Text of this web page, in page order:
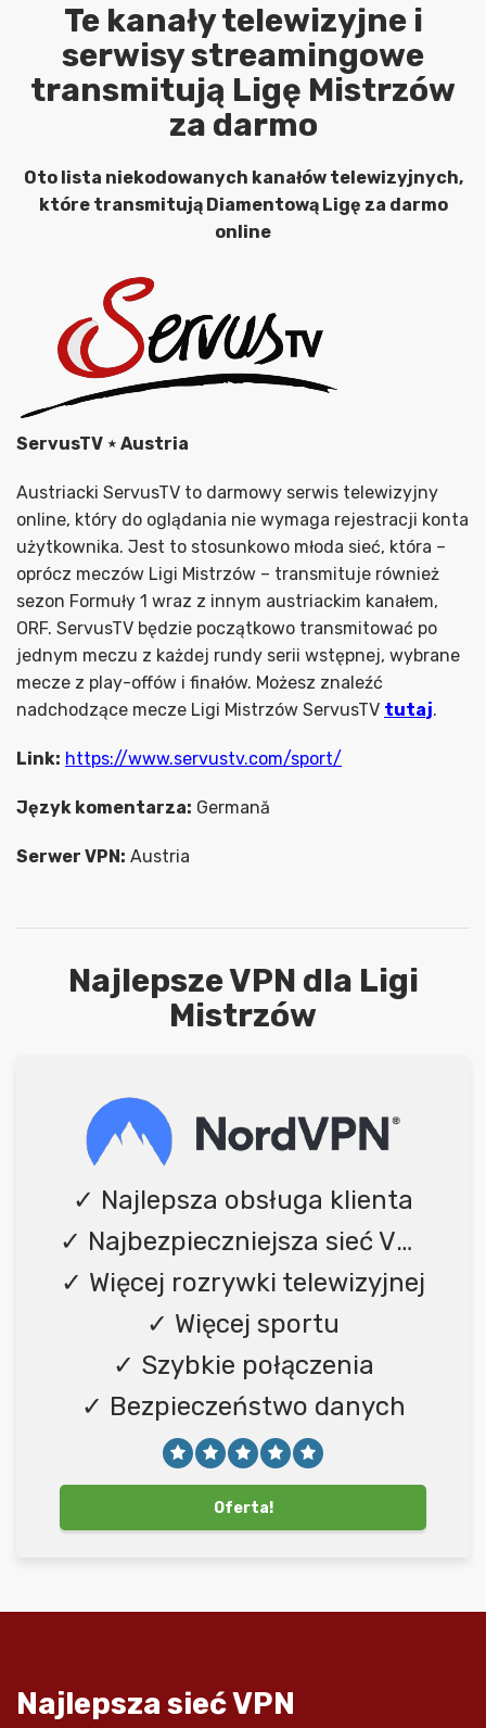
Te kanały telewizyjne i
serwisy streamingowe
transmitują Ligę Mistrzów
za darmo
Oto lista niekodowanych kanałów telewizyjnych,
które transmitują Diamentową Ligę za darmo
online
ServusTV ⋆ Austria
Austriacki ServusTV to darmowy serwis telewizyjny
online, który do oglądania nie wymaga rejestracji konta
użytkownika. Jest to stosunkowo młoda sieć, która –
oprócz meczów Ligi Mistrzów – transmituje również
sezon Formuły 1 wraz z innym austriackim kanałem,
ORF. ServusTV będzie początkowo transmitować po
jednym meczu z każdej rundy serii wstępnej, wybrane
mecze z play-offów i finałów. Możesz znaleźć
nadchodzące mecze Ligi Mistrzów ServusTV tutaj.
Link: https://www.servustv.com/sport/
Język komentarza: Germană
Serwer VPN: Austria
Najlepsze VPN dla Ligi
Mistrzów
✓ Najlepsza obsługa klienta
✓ Najbezpieczniejsza sieć VPN
✓ Więcej rozrywki telewizyjnej
✓ Więcej sportu
✓ Szybkie połączenia
✓ Bezpieczeństwo danych
Oferta!
Najlepsza sieć VPN